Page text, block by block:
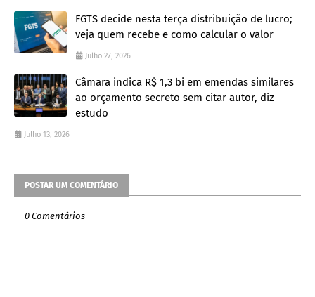
FGTS decide nesta terça distribuição de lucro;
veja quem recebe e como calcular o valor
Julho 27, 2026
Câmara indica R$ 1,3 bi em emendas similares
ao orçamento secreto sem citar autor, diz
estudo
Julho 13, 2026
POSTAR UM COMENTÁRIO
0 Comentários